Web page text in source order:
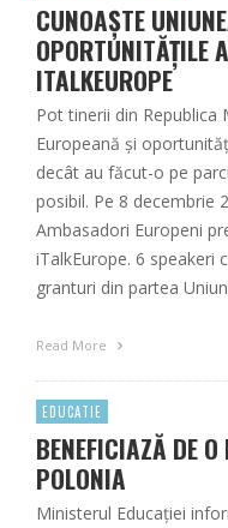
CUNOAȘTE
OPORTUNITĂȚILE
ITALKEUROPE
Pot tinerii din Republica
Europeană și
decât au făcut-o pe
posibil. Pe 8 decembrie
Ambasadori Europeni
iTalkEurope. 6 speakeri
granturi din partea
Read More
EDUCATIE
BENEFICIAZĂ DE
POLONIA
Ministerul Educației